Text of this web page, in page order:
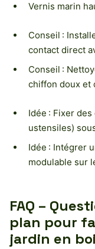
Vernis marin
Conseil :
contact direct
Conseil :
chiffon doux et
Idée : Fixer
ustensiles)
Idée : Intégrer
modulable sur
FAQ –
plan pour
jardin en